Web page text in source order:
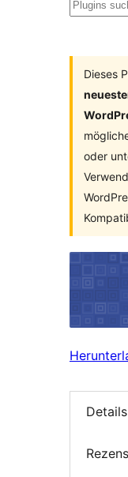
Plugins
Dieses
oder
Details